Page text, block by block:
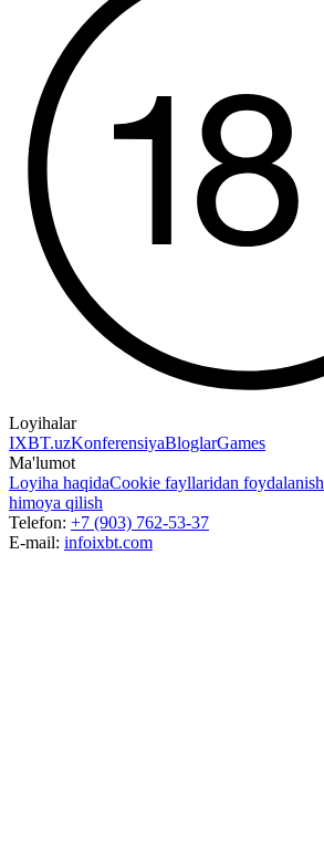
Loyihalar
IXBT.uzKonferensiyaBloglarGames
Ma'lumot
Loyiha haqidaCookie fayllaridan foydalanish
himoya qilish
Telefon: +7 (903) 762-53-37
E-mail: infoixbt.com